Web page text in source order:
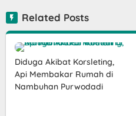
Related Posts
Diduga Akibat Korsleting,
Api Membakar Rumah di
Nambuhan Purwodadi